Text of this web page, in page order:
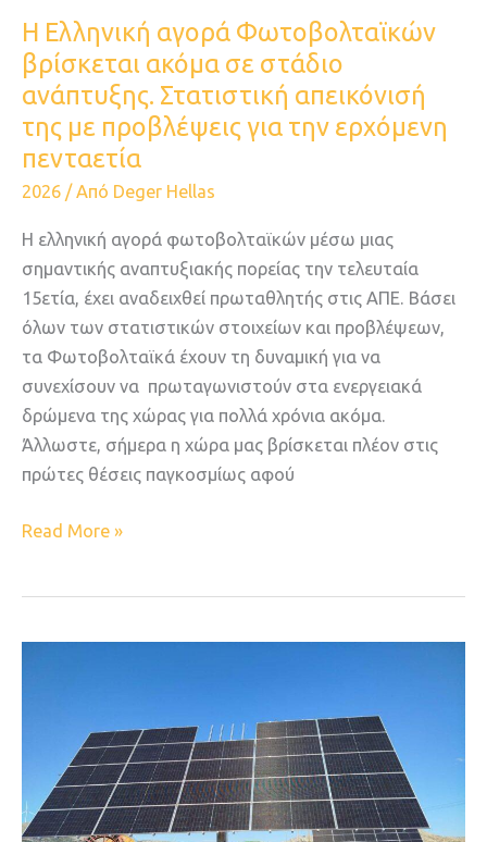
Η Ελληνική αγορά Φωτοβολταϊκών
βρίσκεται ακόμα σε στάδιο
ανάπτυξης. Στατιστική απεικόνισή
της με προβλέψεις για την ερχόμενη
πενταετία
2026 / Από Deger Hellas
Η ελληνική αγορά φωτοβολταϊκών μέσω μιας
σημαντικής αναπτυξιακής πορείας την τελευταία
15ετία, έχει αναδειχθεί πρωταθλητής στις ΑΠΕ. Βάσει
όλων των στατιστικών στοιχείων και προβλέψεων,
τα Φωτοβολταϊκά έχουν τη δυναμική για να
συνεχίσουν να πρωταγωνιστούν στα ενεργειακά
δρώμενα της χώρας για πολλά χρόνια ακόμα.
Άλλωστε, σήμερα η χώρα μας βρίσκεται πλέον στις
πρώτες θέσεις παγκοσμίως αφού
απεικόνισή
της
με
προβλέψεις
για
την
ερχόμενη
Read More »
30 kW —
Με
Τεχνολογία DEGER =